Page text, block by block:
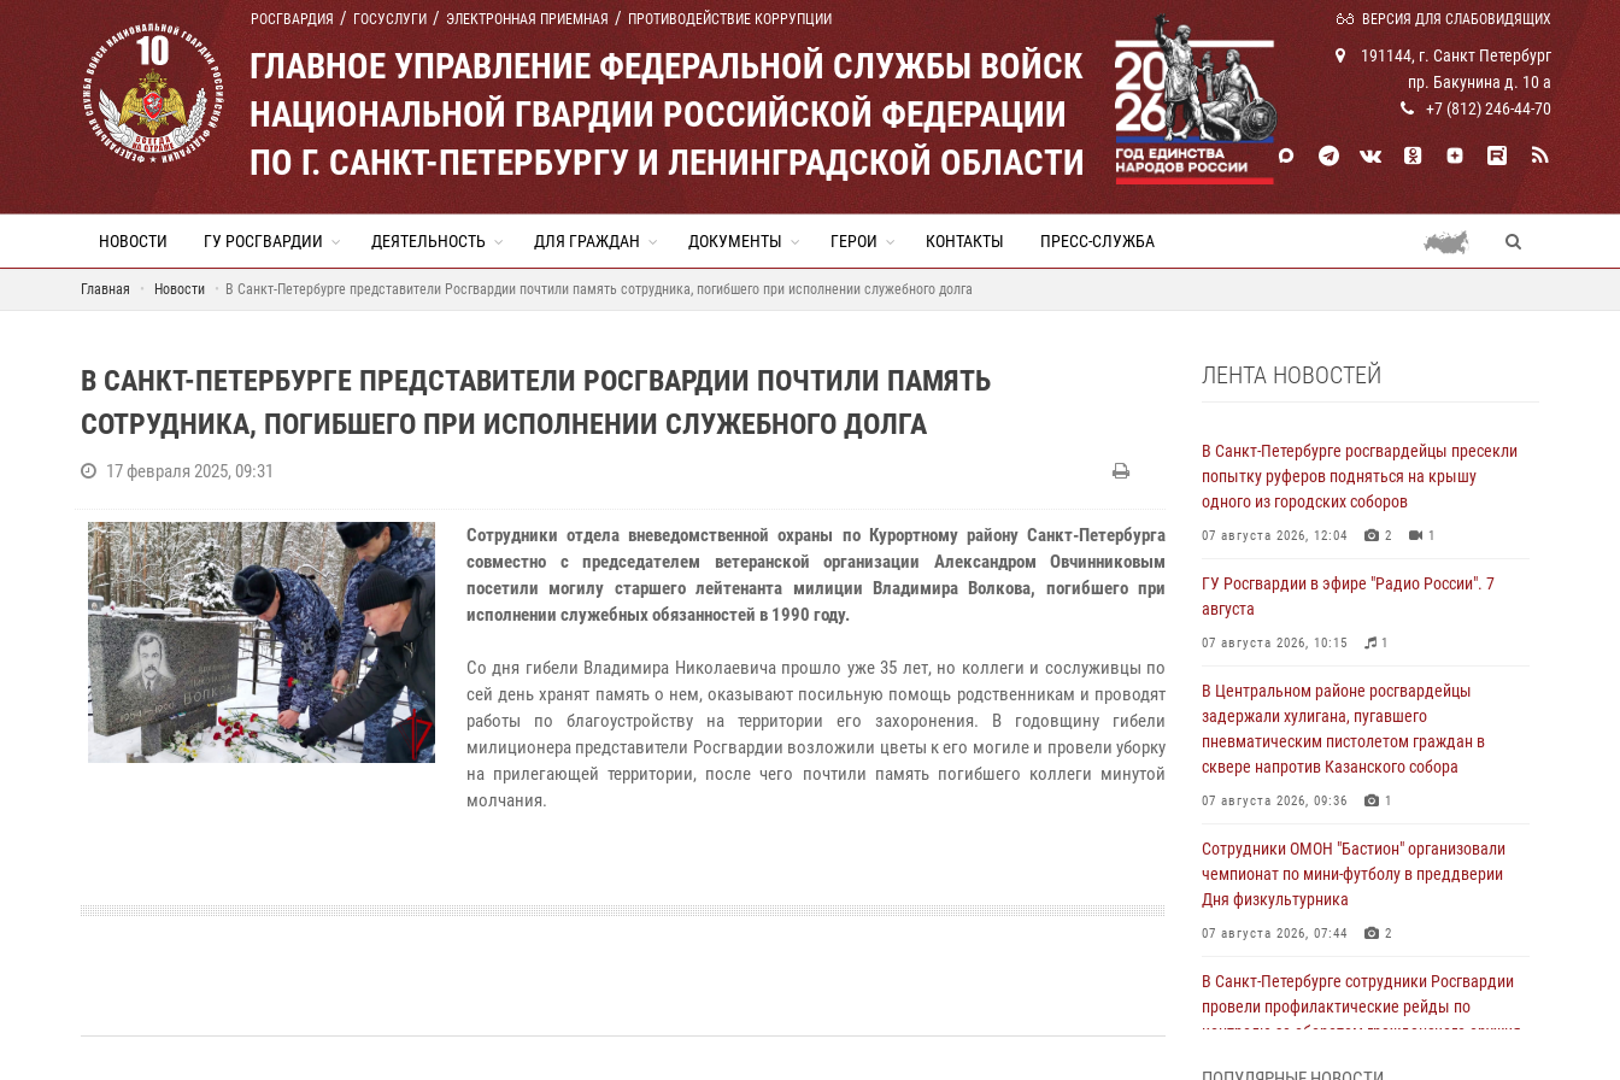
РОСГВАРДИЯ ГОСУСЛУГИ ЭЛЕКТРОННАЯ ПРИЕМНАЯ ПРОТИВОДЕЙСТВИЕ КОРРУПЦИИ ВЕРСИЯ ДЛЯ СЛАБОВИДЯЩИХ
ГЛАВНОЕ УПРАВЛЕНИЕ ФЕДЕРАЛЬНОЙ СЛУЖБЫ ВОЙСК
НАЦИОНАЛЬНОЙ ГВАРДИИ РОССИЙСКОЙ ФЕДЕРАЦИИ
ПО Г. САНКТ-ПЕТЕРБУРГУ И ЛЕНИНГРАДСКОЙ ОБЛАСТИ
191144, г. Санкт Петербург
пр. Бакунина д. 10 а
+7 (812) 246-44-70
НОВОСТИ ГУ РОСГВАРДИИ ДЕЯТЕЛЬНОСТЬ ДЛЯ ГРАЖДАН ДОКУМЕНТЫ ГЕРОИ КОНТАКТЫ ПРЕСС-СЛУЖБА
Главная Новости В Санкт-Петербурге представители Росгвардии почтили память сотрудника, погибшего при исполнении служебного долга
В САНКТ-ПЕТЕРБУРГЕ ПРЕДСТАВИТЕЛИ РОСГВАРДИИ ПОЧТИЛИ ПАМЯТЬ
СОТРУДНИКА, ПОГИБШЕГО ПРИ ИСПОЛНЕНИИ СЛУЖЕБНОГО ДОЛГА
17 февраля 2025, 09:31
Сотрудники отдела вневедомственной охраны по Курортному району Санкт-Петербурга
совместно с председателем ветеранской организации Александром Овчинниковым
посетили могилу старшего лейтенанта милиции Владимира Волкова, погибшего при
исполнении служебных обязанностей в 1990 году.
Со дня гибели Владимира Николаевича прошло уже 35 лет, но коллеги и сослуживцы по
сей день хранят память о нем, оказывают посильную помощь родственникам и проводят
работы по благоустройству на территории его захоронения. В годовщину гибели
милиционера представители Росгвардии возложили цветы к его могиле и провели уборку
на прилегающей территории, после чего почтили память погибшего коллеги минутой
молчания.
ЛЕНТА НОВОСТЕЙ
В Санкт-Петербурге росгвардейцы пресекли
попытку руферов подняться на крышу
одного из городских соборов
07 августа 2026, 12:04 2 1
ГУ Росгвардии в эфире "Радио России". 7
августа
07 августа 2026, 10:15 1
В Центральном районе росгвардейцы
задержали хулигана, пугавшего
пневматическим пистолетом граждан в
сквере напротив Казанского собора
07 августа 2026, 09:36 1
Сотрудники ОМОН "Бастион" организовали
чемпионат по мини-футболу в преддверии
Дня физкультурника
07 августа 2026, 07:44 2
В Санкт-Петербурге сотрудники Росгвардии
провели профилактические рейды по
контролю за оборотом гражданского оружия